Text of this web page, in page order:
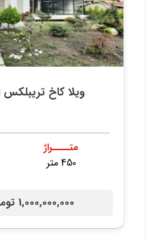
ویلا کاخ
متــــراژ
450 متر
1,000,000,000 تومان /